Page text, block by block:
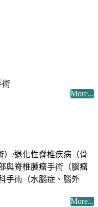
術
More...
）/退化性脊椎疾病（骨
與脊椎腫瘤手術（腦瘤
手術（水腦症、腦外
More...